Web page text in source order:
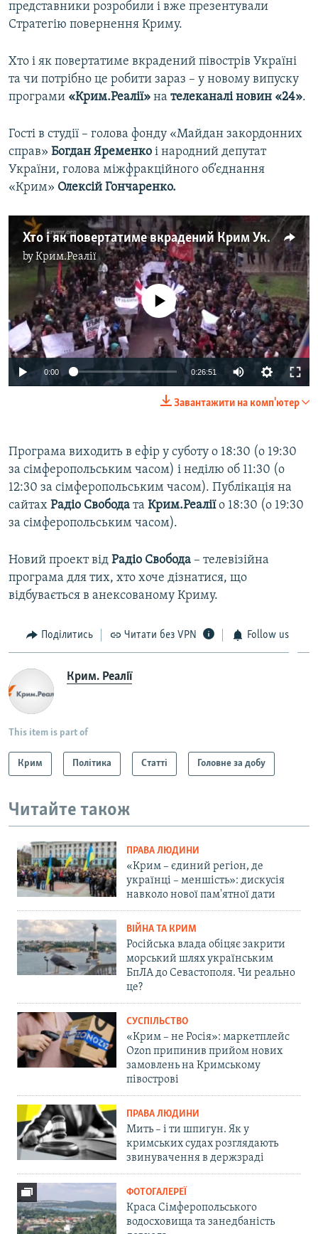
представники розробили і вже презентували
Стратегію повернення Криму.
Хто і як повертатиме вкрадений півострів Україні
та чи потрібно це робити зараз – у новому випуску
програми «Крим.Реалії» на телеканалі новин «24».
Гості в студії – голова фонду «Майдан закордонних
справ» Богдан Яременко і народний депутат
України, голова міжфракційного об’єднання
«Крим» Олексій Гончаренко.
Хто і як повертатиме вкрадений Крим Україні?
byКрим.Реалії
No media source currently available
0:00 0:26:51
Завантажити на комп'ютер
Програма виходить в ефір у суботу о 18:30 (о 19:30
за сімферопольським часом) і неділю об 11:30 (о
12:30 за сімферопольським часом). Публікація на
сайтах Радіо Свобода та Крим.Реаліїо 18:30 (о 19:30
за сімферопольським часом).
Новий проект від Радiо Свобода – телевізійна
програма для тих, хто хоче дізнатися, що
відбувається в анексованому Криму.
Поділитись Читати без VPN Follow us
Крим. Реалії
This item is part of
Крим Політика Статті Головне за добу
Читайте також
ПРАВА ЛЮДИНИ
«Крим – єдиний регіон, де
українці – меншість»: дискусія
навколо нової пам'ятної дати
ВІЙНА ТА КРИМ
Російська влада обіцяє закрити
морський шлях українським
БпЛА до Севастополя. Чи реально
це?
СУСПІЛЬСТВО
«Крим – не Росія»: маркетплейс
Ozon припинив прийом нових
замовлень на Кримському
півострові
ПРАВА ЛЮДИНИ
Мить – і ти шпигун. Як у
кримських судах розглядають
звинувачення в держзраді
ФОТОГАЛЕРЕЇ
Краса Сімферопольського
водосховища та занедбаність